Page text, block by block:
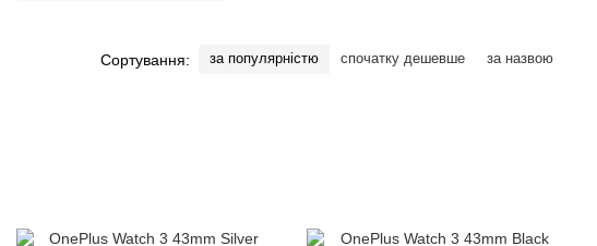
Сортування: за популярністю спочатку дешевше за назвою